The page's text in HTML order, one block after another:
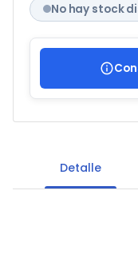
No hay stock
Detalle